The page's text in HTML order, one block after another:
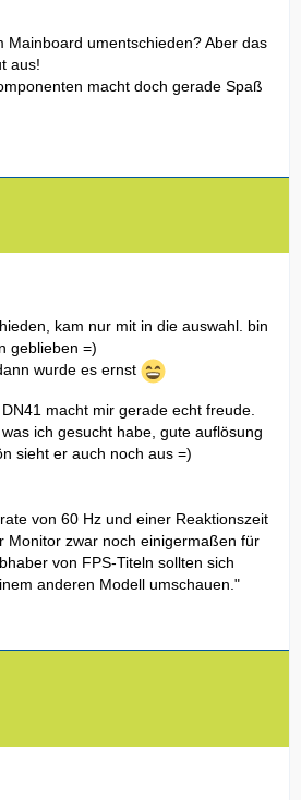
Mainboard umentschieden? Aber das
aus!
macht doch gerade Spaß
kam nur mit in die auswahl. bin
geblieben =)
wurde es ernst
macht mir gerade echt freude.
ich gesucht habe, gute auflösung
sieht er auch noch aus =)
von 60 Hz und einer Reaktionszeit
Monitor zwar noch einigermaßen für
von FPS-Titeln sollten sich
anderen Modell umschauen."